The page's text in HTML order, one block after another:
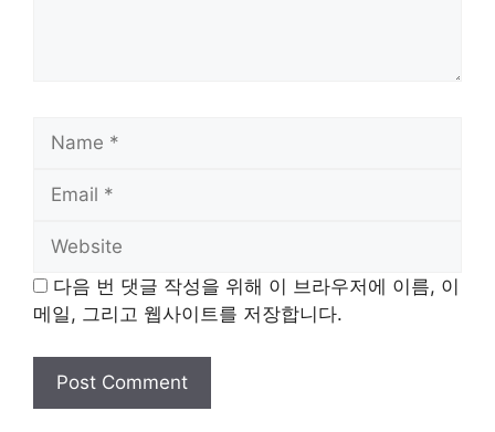
Name
Email
Website
다음 번 댓글 작성을 위해 이 브라우저에 이름, 이
메일, 그리고 웹사이트를 저장합니다.